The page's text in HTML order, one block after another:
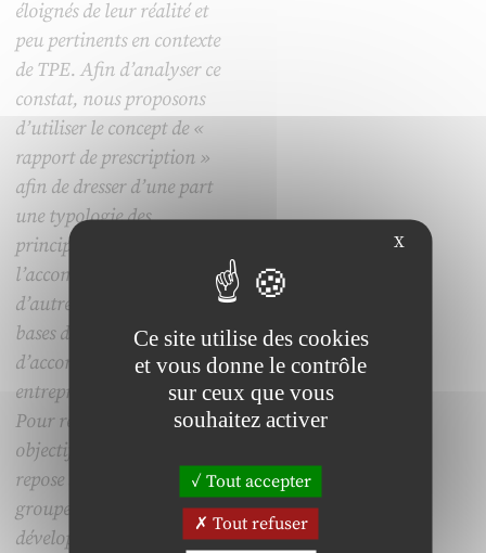
éloignés de leur réalité et
peu pertinents en contexte
de TPE. Afin d’analyser ce
constat, nous proposons
d’utiliser le concept de «
rapport de prescription »
afin de dresser d’une part
une typologie des
principales figures de
l’accompagnement, et
d’autre part, de poser les
bases du processus
d’accompagnement en
entrepreneuriat et TPE.
Pour répondre à ce double
objectif, notre recherche
repose sur la méthode du «
groupe de co-
développement
X
Ce site utilise des cookies
et vous donne le contrôle
sur ceux que vous
souhaitez activer
Tout accepter
Tout refuser